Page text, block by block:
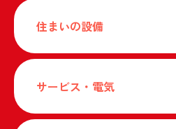
住まいの設備
サービス・電気